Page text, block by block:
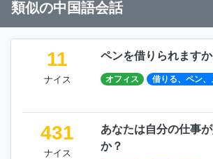
類似の中国語会話
11
ナイス
ペンを借りられますか
オフィス 借りる、ペン、
431
ナイス
あなたは自分の仕事
か？